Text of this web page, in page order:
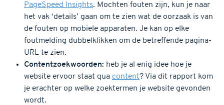
PageSpeed Insights. Mochten fouten zijn, kun je naar
het vak ‘details’ gaan om te zien wat de oorzaak is van
de fouten op mobiele apparaten. Je kan op elke
foutmelding dubbelklikken om de betreffende pagina-
URL te zien.
Contentzoekwoorden: heb je al enig idee hoe je
website ervoor staat qua content? Via dit rapport kom
je erachter op welke zoektermen je website gevonden
wordt.